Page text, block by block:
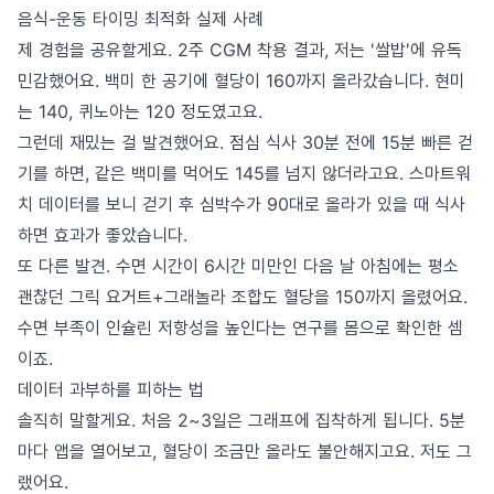
음식-운동 타이밍 최적화 실제 사례
제 경험을 공유할게요. 2주 CGM 착용 결과, 저는 '쌀밥'에 유독
민감했어요. 백미 한 공기에 혈당이 160까지 올라갔습니다. 현미
는 140, 퀴노아는 120 정도였고요.
그런데 재밌는 걸 발견했어요. 점심 식사 30분 전에 15분 빠른 걷
기를 하면, 같은 백미를 먹어도 145를 넘지 않더라고요. 스마트워
치 데이터를 보니 걷기 후 심박수가 90대로 올라가 있을 때 식사
하면 효과가 좋았습니다.
또 다른 발견. 수면 시간이 6시간 미만인 다음 날 아침에는 평소
괜찮던 그릭 요거트+그래놀라 조합도 혈당을 150까지 올렸어요.
수면 부족이 인슐린 저항성을 높인다는 연구를 몸으로 확인한 셈
이죠.
데이터 과부하를 피하는 법
솔직히 말할게요. 처음 2~3일은 그래프에 집착하게 됩니다. 5분
마다 앱을 열어보고, 혈당이 조금만 올라도 불안해지고요. 저도 그
랬어요.